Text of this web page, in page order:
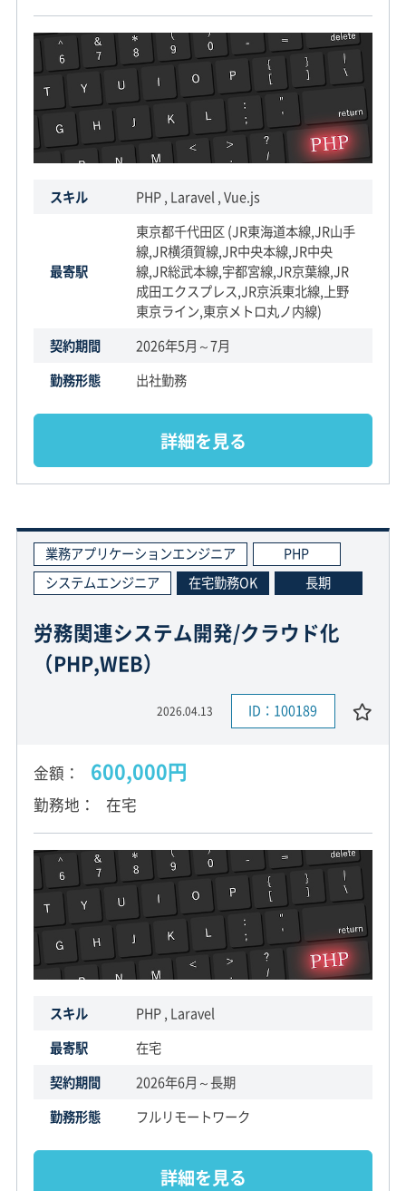
スキル PHP , Laravel , Vue.js
最寄駅
東京都千代田区 (JR東海道本線,JR山手
線,JR横須賀線,JR中央本線,JR中央
線,JR総武本線,宇都宮線,JR京葉線,JR
成田エクスプレス,JR京浜東北線,上野
東京ライン,東京メトロ丸ノ内線)
契約期間
2026年5月～7月
勤務形態
出社勤務
詳細を見る
業務アプリケーションエンジニア
PHP
システムエンジニア
在宅勤務OK 長期
労務関連システム開発/クラウド化
（PHP,WEB）
2026.04.13 ID：100189
金額 600,000円
勤務地 在宅
スキル
PHP , Laravel
最寄駅
在宅
契約期間
2026年6月～長期
勤務形態
フルリモートワーク
詳細を見る